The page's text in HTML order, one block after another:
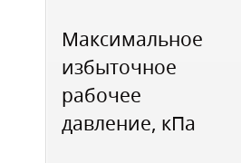
Максимальное
избыточное
рабочее
давление, кПа